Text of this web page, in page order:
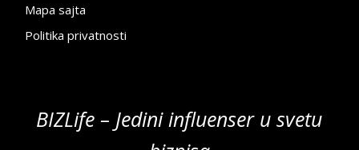
Mapa sajta
Politika privatnosti
BIZLife – Jedini influenser u svetu